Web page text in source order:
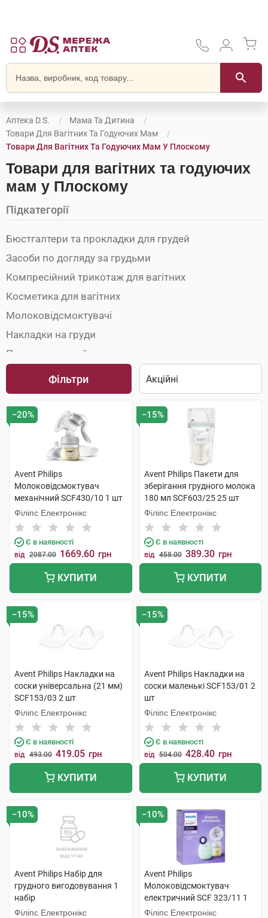
Аптека D.S.
Мама Та Дитина
Товари Для Вагітних Та Годуючих Мам
Товари Для Вагітних Та Годуючих Мам У Плоскому
Товари для вагітних та годуючих
мам у Плоскому
Підкатегорії
Бюстгалтери та прокладки для грудей
Засоби по догляду за грудьми
Компресійний трикотаж для вагітних
Косметика для вагітних
Молоковідсмоктувачі
Накладки на груди
Пакети та контейнери для молока
Пояси до- і післяпологові
Фільтри
−20%
Avent Philips
Молоковідсмоктувач
механічний SCF430/10 1 шт
Філіпс Електронікс
Є в наявності
від 2087.00 1669.60 грн
КУПИТИ
−15%
Avent Philips Пакети для
зберігання грудного молока
180 мл SCF603/25 25 шт
Філіпс Електронікс
Є в наявності
від 458.00 389.30 грн
КУПИТИ
−15%
Avent Philips Накладки на
соски універсальна (21 мм)
SCF153/03 2 шт
Філіпс Електронікс
Є в наявності
від 493.00 419.05 грн
КУПИТИ
−15%
Avent Philips Накладки на
соски маленькі SCF153/01 2
шт
Філіпс Електронікс
Є в наявності
від 504.00 428.40 грн
КУПИТИ
−10%
Avent Philips Набір для
грудного вигодовування 1
набір
Філіпс Електронікс
−10%
Avent Philips
Молоковідсмоктувач
електричний SCF 323/11 1
шт
Філіпс Електронікс